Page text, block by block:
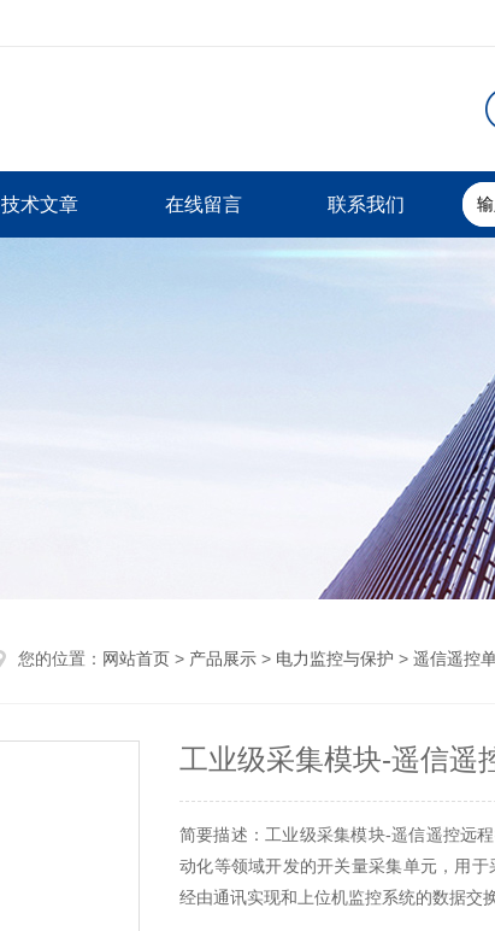
技术文章 在线留言 联系我们
您的位置： 网站首页 > 产品展示 > 电力监控与保护 > 遥信遥控
工业级采集模块-遥信遥
简要描述：工业级采集模块-遥信遥控远
动化等领域开发的开关量采集单元，用
经由通讯实现和上位机监控系统的数据交换